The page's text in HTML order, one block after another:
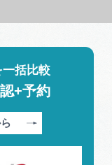
一括比較
+予約